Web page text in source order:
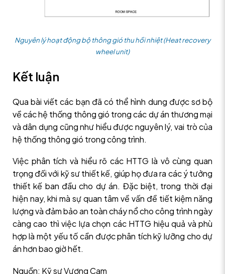
Nguyên lý hoạt động bộ thông gió thu hồi nhiệt (Heat recovery
wheel unit)
Kết luận
Qua bài viết các bạn đã có thể hình dung được sơ bộ
về các hệ thống thông gió trong các dự án thương mại
và dân dụng cũng như hiểu được nguyên lý, vai trò của
hệ thống thông gió trong công trình.
Việc phân tích và hiểu rõ các HTTG là vô cùng quan
trọng đối với kỹ sư thiết kế, giúp họ đưa ra các ý tưởng
thiết kế ban đầu cho dự án. Đặc biệt, trong thời đại
hiện nay, khi mà sự quan tâm về vấn đề tiết kiệm năng
lượng và đảm bảo an toàn cháy nổ cho công trình ngày
càng cao thì việc lựa chọn các HTTG hiệu quả và phù
hợp là một yếu tố cần được phân tích kỹ lưỡng cho dự
án hơn bao giờ hết.
Nguồn: Kỹ sư Vương Cam